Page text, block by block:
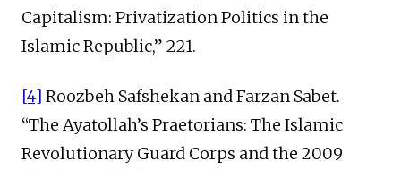
Capitalism: Privatization Politics in the
Islamic Republic,” 221.
[4] Roozbeh Safshekan and Farzan Sabet.
“The Ayatollah’s Praetorians: The Islamic
Revolutionary Guard Corps and the 2009